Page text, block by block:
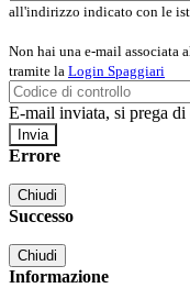
all'indirizzo indicato con le
Non hai una e-mail associata
tramite la Login Spaggiari
E-mail inviata, si prega di
Errore
Chiudi
Successo
Chiudi
Informazione